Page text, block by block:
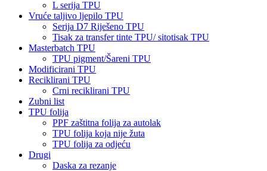
L serija TPU
Vruće taljivo ljepilo TPU
Serija D7 Riješeno TPU
Tisak za transfer tinte TPU/ sitotisak TPU
Masterbatch TPU
TPU pigment/Šareni TPU
Modificirani TPU
Reciklirani TPU
Crni reciklirani TPU
Zubni list
TPU folija
PPF zaštitna folija za autolak
TPU folija koja nije žuta
TPU folija za odjeću
Drugi
Daska za rezanje